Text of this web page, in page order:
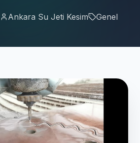
Ankara Su Jeti Kesim Genel